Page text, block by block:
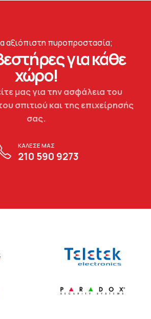
αξιόπιστη πυροπροστασία;
για κάθε
χώρο!
μας για την ασφάλεια του
σπιτιού και της επιχείρησής
σας.
ΚΑΛΕΣΕ ΜΑΣ
210 590 9273